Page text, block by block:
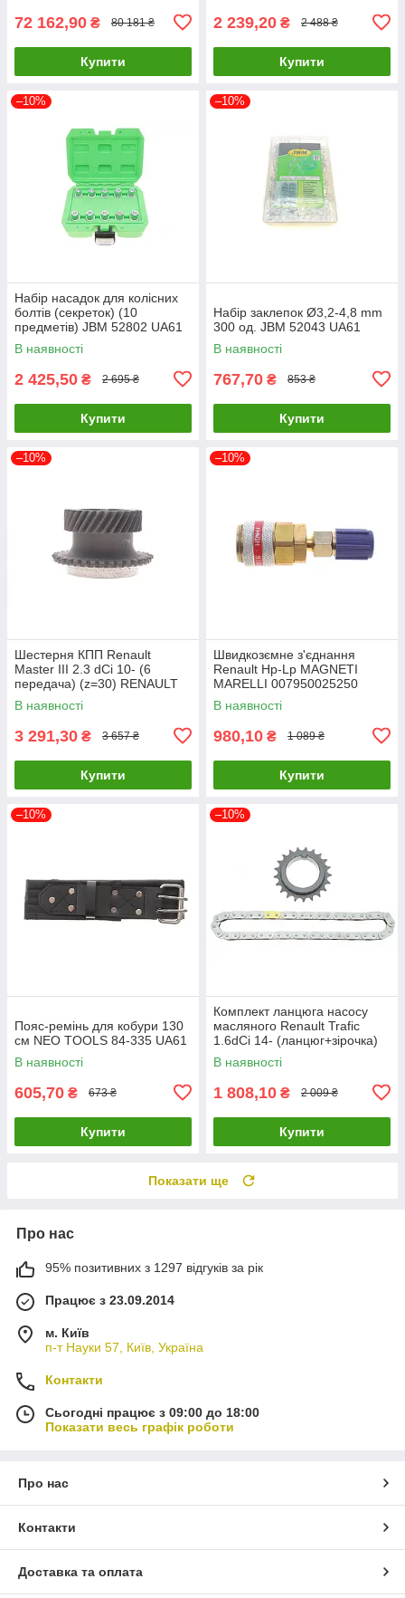
72 162,90 ₴ 80 181 ₴
Купити
2 239,20 ₴ 2 488 ₴
Купити
–10%
Набір насадок для колісних
болтів (секреток) (10
предметів) JBM 52802 UA61
В наявності
2 425,50 ₴ 2 695 ₴
Купити
–10%
Набір заклепок Ø3,2-4,8 mm
300 од. JBM 52043 UA61
В наявності
767,70 ₴ 853 ₴
Купити
–10%
Шестерня КПП Renault
Master III 2.3 dCi 10- (6
передача) (z=30) RENAULT
8200022613 UA61
В наявності
3 291,30 ₴ 3 657 ₴
Купити
–10%
Швидкозємне з'єднання
Renault Hp-Lp MAGNETI
MARELLI 007950025250
UA61
В наявності
980,10 ₴ 1 089 ₴
Купити
–10%
Пояс-ремінь для кобури 130
см NEO TOOLS 84-335 UA61
В наявності
605,70 ₴ 673 ₴
Купити
–10%
Комплект ланцюга насосу
масляного Renault Trafic
1.6dCi 14- (ланцюг+зірочка)
(ном. двиг. >16071
150A00005R UA61
В наявності
1 808,10 ₴ 2 009 ₴
Купити
Показати ще
Про нас
95% позитивних з 1297 відгуків за рік
Працює з 23.09.2014
м. Київ
п-т Науки 57, Київ, Україна
Контакти
Сьогодні працює з 09:00 до 18:00
Показати весь графік роботи
Про нас
Контакти
Доставка та оплата